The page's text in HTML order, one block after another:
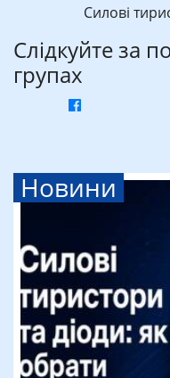
Силові
Слідкуйте за
групах
Новини